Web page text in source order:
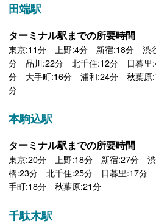
田端駅
ターミナル駅までの所要時間
東京:11分 上野:4分 新宿:18分 渋
分 品川:22分 北千住:12分 日暮
分 大手町:16分 浦和:24分 秋葉
分
本駒込駅
ターミナル駅までの所要時間
東京:20分 上野:18分 新宿:27分
橋:23分 北千住:25分 日暮里:17
手町:18分 秋葉原:21分
千駄木駅